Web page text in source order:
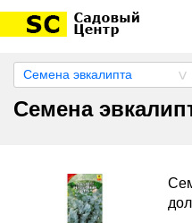
Семена эвкалипта
Семена